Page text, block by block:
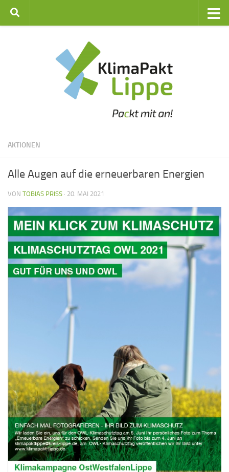
Zum Inhalt springen
AKTIONEN
Alle Augen auf die erneuerbaren Energien
VON TOBIAS PRISS · 20. MAI 2021